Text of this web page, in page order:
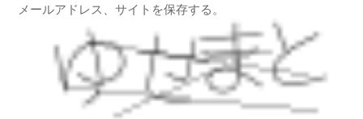
メールアドレス、サイトを保存する。